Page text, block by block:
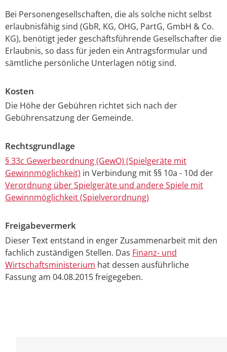
Bei Personengesellschaften, die als solche nicht selbst
erlaubnisfähig sind (GbR, KG, OHG, PartG, GmbH & Co.
KG), benötigt jeder geschäftsführende Gesellschafter die
Erlaubnis, so dass für jeden ein Antragsformular und
sämtliche persönliche Unterlagen nötig sind.
Kosten
Die Höhe der Gebühren richtet sich nach der
Gebührensatzung der Gemeinde.
Rechtsgrundlage
§ 33c Gewerbeordnung (GewO) (Spielgeräte mit
Gewinnmöglichkeit) in Verbindung mit §§ 10a - 10d der
Verordnung über Spielgeräte und andere Spiele mit
Gewinnmöglichkeit (Spielverordnung)
Freigabevermerk
Dieser Text entstand in enger Zusammenarbeit mit den
fachlich zuständigen Stellen. Das Finanz- und
Wirtschaftsministerium hat dessen ausführliche
Fassung am 04.08.2015 freigegeben.